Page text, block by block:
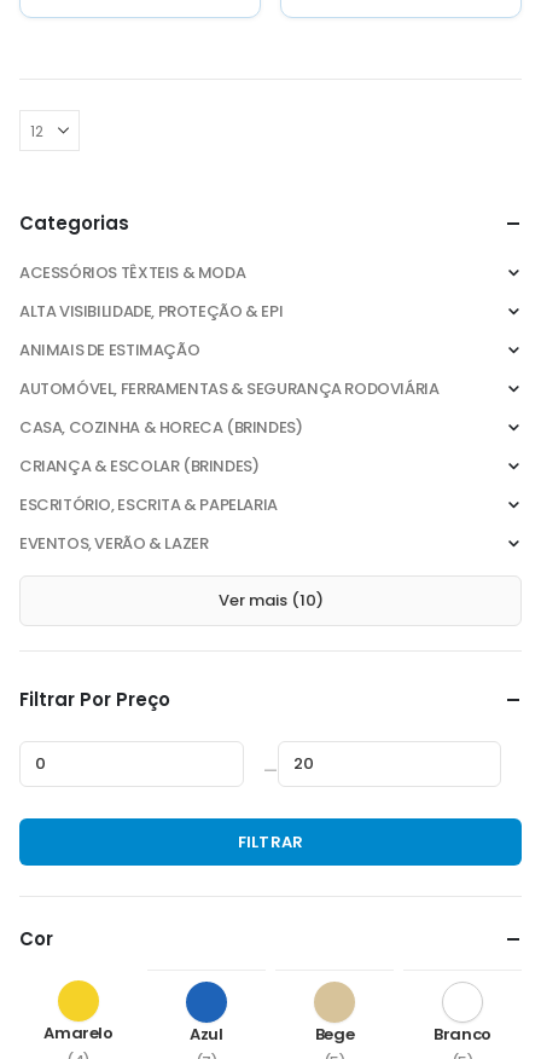
Categorias
ACESSÓRIOS TÊXTEIS & MODA
ALTA VISIBILIDADE, PROTEÇÃO & EPI
ANIMAIS DE ESTIMAÇÃO
AUTOMÓVEL, FERRAMENTAS & SEGURANÇA RODOVIÁRIA
CASA, COZINHA & HORECA (BRINDES)
CRIANÇA & ESCOLAR (BRINDES)
ESCRITÓRIO, ESCRITA & PAPELARIA
EVENTOS, VERÃO & LAZER
Ver mais (10)
Filtrar Por Preço
Preço
Preço
—
FILTRAR
Cor
Amarelo Azul Bege Branco